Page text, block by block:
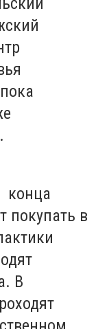
конца
покупать в
В